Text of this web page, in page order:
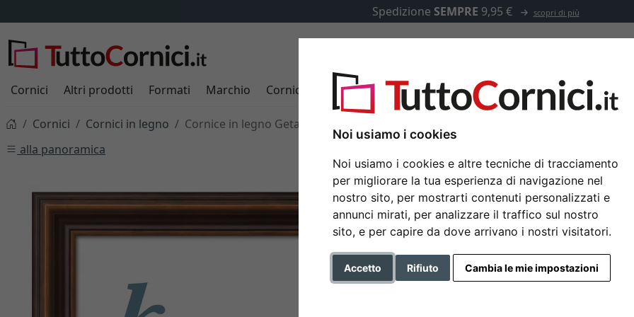
Noi usiamo i cookies
Noi usiamo i cookies e altre tecniche di tracciamento
per migliorare la tua esperienza di navigazione nel
nostro sito, per mostrarti contenuti personalizzati e
annunci mirati, per analizzare il traffico sul nostro
sito, e per capire da dove arrivano i nostri visitatori.
Accetto Rifiuto Cambia le mie impostazioni
Spedizione SEMPRE 9,95 € scopri di più
Cornici Altri prodotti Formati Marchio Cornici su misura Passepartout Accessori
Cornici Cornici in legno
Cornice in legno Getafe
alla panoramica
Cornice in legno
Formato
Colore